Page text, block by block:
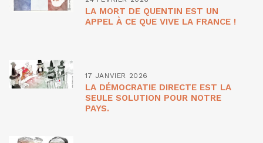
LA MORT DE QUENTIN EST UN
APPEL À CE QUE VIVE LA FRANCE !
17 JANVIER 2026
LA DÉMOCRATIE DIRECTE EST LA
SEULE SOLUTION POUR NOTRE
PAYS.